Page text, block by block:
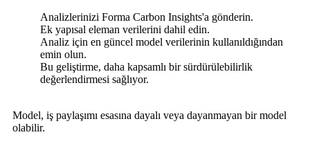
Analizlerinizi Forma Carbon Insights'a gönderin.
Ek yapısal eleman verilerini dahil edin.
Analiz için en güncel model verilerinin kullanıldığından
emin olun.
Bu geliştirme, daha kapsamlı bir sürdürülebilirlik
değerlendirmesi sağlıyor.
Model, iş paylaşımı esasına dayalı veya dayanmayan bir model
olabilir.